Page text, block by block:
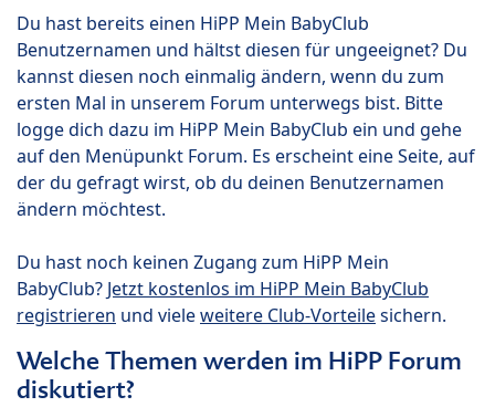
Du hast bereits einen HiPP Mein BabyClub
Benutzernamen und hältst diesen für ungeeignet? Du
kannst diesen noch einmalig ändern, wenn du zum
ersten Mal in unserem Forum unterwegs bist. Bitte
logge dich dazu im HiPP Mein BabyClub ein und gehe
auf den Menüpunkt Forum. Es erscheint eine Seite, auf
der du gefragt wirst, ob du deinen Benutzernamen
ändern möchtest.
Du hast noch keinen Zugang zum HiPP Mein
BabyClub? Jetzt kostenlos im HiPP Mein BabyClub
registrieren und vieleweitere Club-Vorteilesichern.
Welche Themen werden im HiPP Forum
diskutiert?